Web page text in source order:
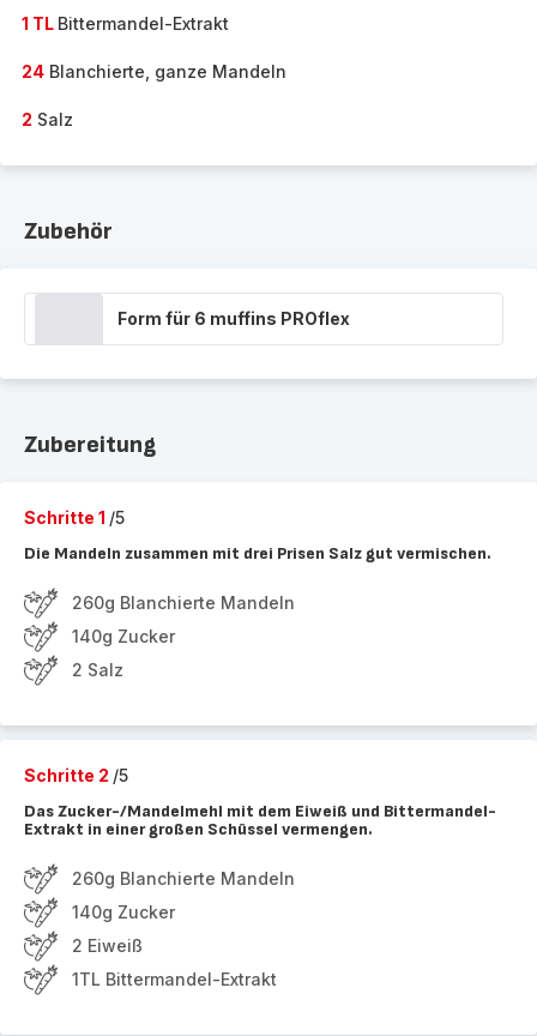
1 TL Bittermandel-Extrakt
24 Blanchierte, ganze Mandeln
2 Salz
Zubehör
Form für 6 muffins PROflex
Zubereitung
Schritte 1 /5
Die Mandeln zusammen mit drei Prisen Salz gut vermischen.
260g Blanchierte Mandeln
140g Zucker
2 Salz
Schritte 2 /5
Das Zucker-/Mandelmehl mit dem Eiweiß und Bittermandel-
Extrakt in einer großen Schüssel vermengen.
260g Blanchierte Mandeln
140g Zucker
2 Eiweiß
1TL Bittermandel-Extrakt